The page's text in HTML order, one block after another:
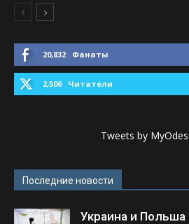
20,832 Фанаты
2,506 Читатели
Tweets by
Последние новости
Украина и